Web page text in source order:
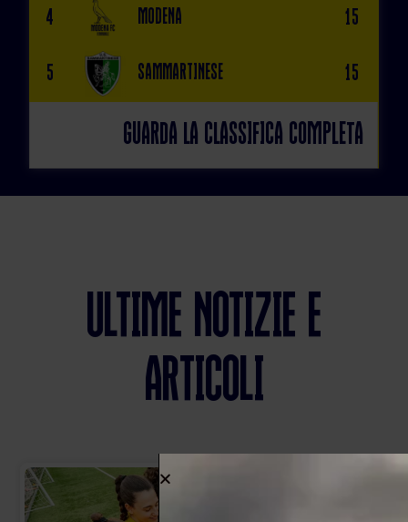
4 Modena 15
5 Sammartinese 15
Guarda la classifica completa
Ultime Notizie e
articoli